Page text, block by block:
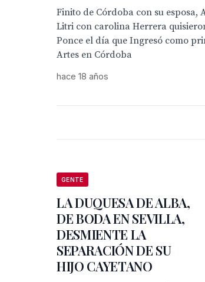
Finito de Córdoba con su esposa,
Litri con carolina Herrera
Ponce el día que Ingresó como
Artes en Córdoba
hace 18 años
GENTE
LA DUQUESA DE ALBA,
DE BODA EN SEVILLA,
DESMIENTE LA
SEPARACIÓN DE SU
HIJO CAYETANO